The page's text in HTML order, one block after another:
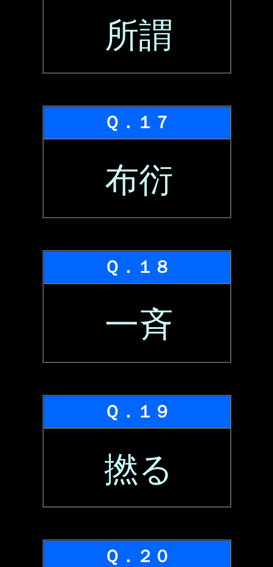
所謂
Ｑ．１７
布衍
Ｑ．１８
一斉
Ｑ．１９
撚る
Ｑ．２０